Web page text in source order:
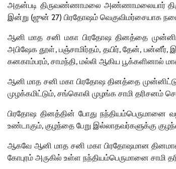
அதன்படி திருவண்ணாமலை அண்ணாமலையார்
இன்று (ஜுன் 27) பிரதோஷம் வெகுவிமர்சையாக
ஆனி மாத சனி மகா பிரதோஷ தினத்தை
அபிஷேக தூள், பஞ்சாமிர்தம், தயிர், தேன், பன்னீர்,
கனகாம்பரம், சாமந்தி, மல்லி ஆகிய பூக்களினால்
ஆனி மாத சனி மகா பிரதோஷ தினத்தை
முழக்கமிட்டும், சங்கொலி முழங்க சாமி தரிசனம்
பிரதோஷ தினத்தின் போது நந்தியம்பெருமானை
உண்டாகும், குழந்தை பேறு இல்லாதவர்களுக்கு
ஆகவே ஆனி மாத சனி மகா பிரதோஷமான
கோபுரம் அருகில் உள்ள நந்தியம்பெருமானை சாமி